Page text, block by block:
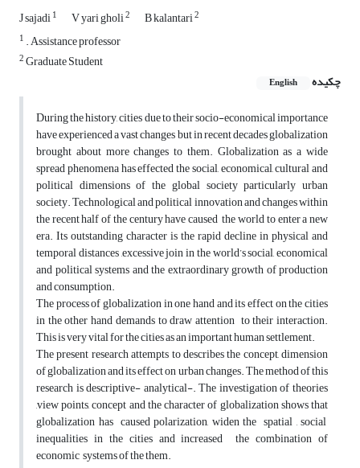
J sajadi1 V yari gholi2 B kalantari2
1 . Assistance professor
2Graduate Student
چکیده
English
During the history, cities due to their socio-economical importance
have experienced a vast changes but in recent decades globalization
brought about more changes to them. Globalization as a wide
spread phenomena has effected the social, economical, cultural and
political dimensions of the global society particularly urban
society. Technological and political innovation and changes within
the recent half of the century have caused the world to enter a new
era. Its outstanding character is the rapid decline in physical and
temporal distances ,excessive join in the world’s social, economical
and political systems and the extraordinary growth of production
and consumption.
The process of globalization in one hand and its effect on the cities
in the other hand demands to draw attention to their interaction.
This is very vital for the cities as an important human settlement.
The present research attempts to describes the concept, dimension
of globalization and its effect on urban changes. The method of this
research is descriptive- analytical-. The investigation of theories
,view points, concept and the character of globalization shows that
globalization has caused polarization, widen the spatial , social
inequalities in the cities and increased the combination of
economic systems of the them.